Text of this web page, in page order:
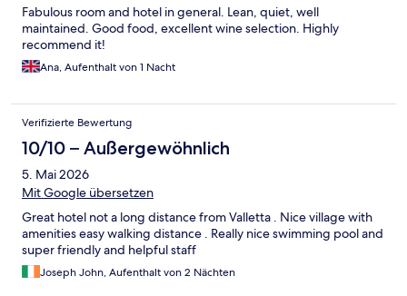
schwierig gestaltet. Insgesamt war es ein schöner Aufenthalt.
Fabulous room and hotel in general. Lean, quiet, well
maintained. Good food, excellent wine selection. Highly
recommend it!
Ana, Aufenthalt von 1 Nacht
Verifizierte Bewertung
10/10 – Außergewöhnlich
5. Mai 2026
Mit Google übersetzen
Great hotel not a long distance from Valletta . Nice village with
amenities easy walking distance . Really nice swimming pool and
super friendly and helpful staff
Joseph John, Aufenthalt von 2 Nächten